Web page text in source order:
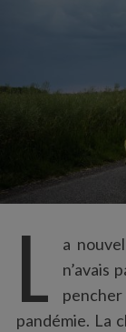
L
a
n’avais
pencher
pandémie. La